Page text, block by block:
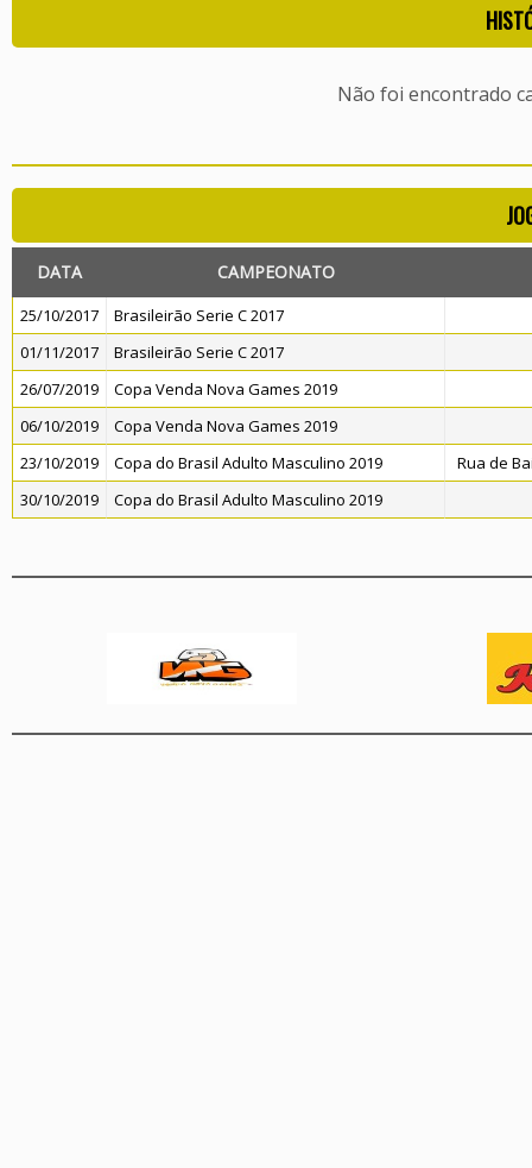
Não foi encontrado
DATA CAMPEONATO
25/10/2017
Brasileirão Serie C 2017
01/11/2017
Brasileirão Serie C 2017
26/07/2019
Copa Venda Nova Games 2019
06/10/2019
Copa Venda Nova Games 2019
23/10/2019
Copa do Brasil Adulto Masculino 2019
Rua de
30/10/2019
Copa do Brasil Adulto Masculino 2019